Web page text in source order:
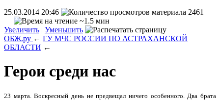
25.03.2014 20:46
2461
~1.5 мин
Увеличить | Уменьшить
ОБЖ.ру ← ГУ МЧС РОССИИ ПО АСТРАХАНСКОЙ
ОБЛАСТИ ←
Герои среди нас
23 марта. Воскресный день не предвещал ничего особенного. Два брата